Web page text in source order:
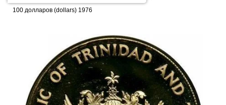
100 долларов (dollars) 1976